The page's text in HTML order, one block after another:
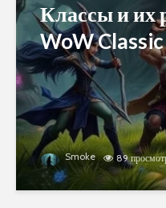
Классы и их
WoW Classic
Smoke 89